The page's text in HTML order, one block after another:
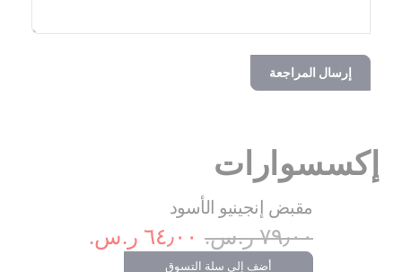
إرسال المراجعة
إكسسوارات
مقبض إنجينيو الأسود
٦٤٫٠٠ ر.س.‏ ٧٩٫٠٠ ر.س.‏
أضف إلى سلة التسوق